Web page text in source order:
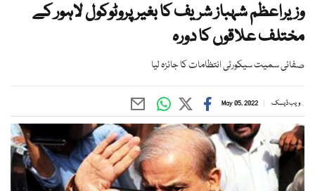
وزیراعظم شہباز شریف کا بغیر پروٹوکول لاہور کے
مختلف علاقوں کا دورہ
صفائی سمیت سیکورٹی انتظامات کا جائزہ لیا
ویب ڈیسک May 05, 2022